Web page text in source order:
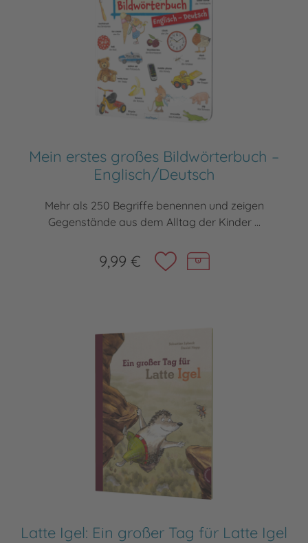
Mein erstes großes Bildwörterbuch –
Englisch/Deutsch
Mehr als 250 Begriffe benennen und zeigen
Gegenstände aus dem Alltag der Kinder ...
9,99 €
Latte Igel: Ein großer Tag für Latte Igel